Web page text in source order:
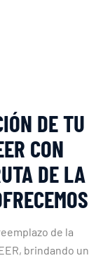
DE TU
CON
DE LA
de la
brindando un